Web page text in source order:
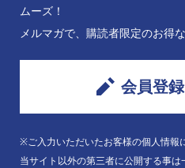
ムーズ！
メルマガで、購読者限定のお得
会員登
※ご入力いただいたお客様の個人情報
当サイト以外の第三者に公開する事は